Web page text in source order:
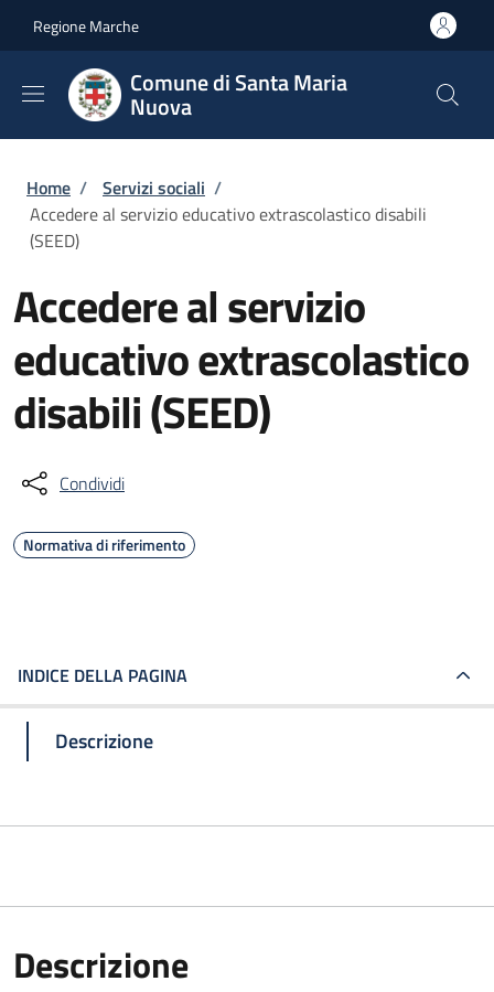
Regione Marche
Comune di Santa Maria
Nuova
Briciole di pane
Home / Servizi sociali /
Accedere al servizio educativo extrascolastico disabili
(SEED)
Accedere al servizio
educativo extrascolastico
disabili (SEED)
Condividi
Normativa di riferimento
INDICE DELLA PAGINA
Descrizione
Descrizione